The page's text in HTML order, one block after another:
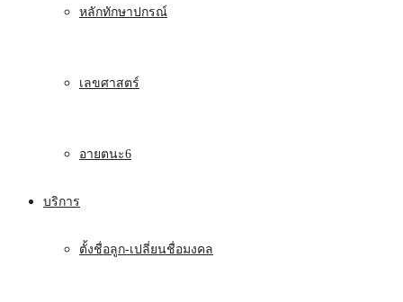
หลักทักษาปกรณ์
เลขศาสตร์
อายตนะ6
บริการ
ตั้งชื่อลูก-เปลี่ยนชื่อมงคล